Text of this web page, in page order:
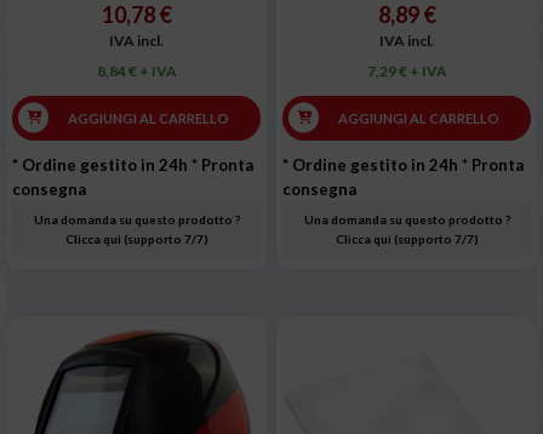
10,78 €
IVA incl.
8,84 € + IVA
AGGIUNGI AL CARRELLO
* Ordine gestito in 24h * Pronta
consegna
Una domanda su questo prodotto ?
Clicca qui (supporto 7/7)
8,89 €
IVA incl.
7,29 € + IVA
AGGIUNGI AL CARRELLO
* Ordine gestito in 24h * Pronta
consegna
Una domanda su questo prodotto ?
Clicca qui (supporto 7/7)